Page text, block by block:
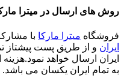
روش های ارسال در میترا
فروشگاه میترا مارکا با
ایران و از طریق پست پیشتاز
ایران ارسال خواهد
به تمام ایران یکسان می باشد.